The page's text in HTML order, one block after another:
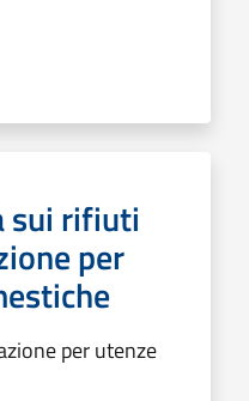
sui rifiuti
per
per utenze